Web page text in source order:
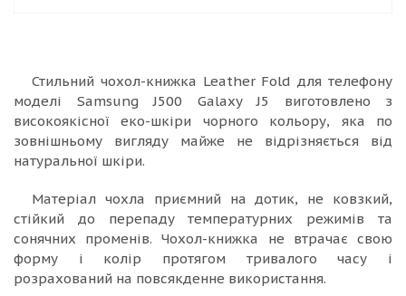
Стильний чохол-книжка Leather Fold для телефону
моделі Samsung J500 Galaxy J5 виготовлено з
високоякісної еко-шкіри чорного кольору, яка по
зовнішньому вигляду майже не відрізняється від
натуральної шкіри.
Матеріал чохла приємний на дотик, не ковзкий,
стійкий до перепаду температурних режимів та
сонячних променів. Чохол-книжка не втрачає свою
форму і колір протягом тривалого часу і
розрахований на повсякденне використання.